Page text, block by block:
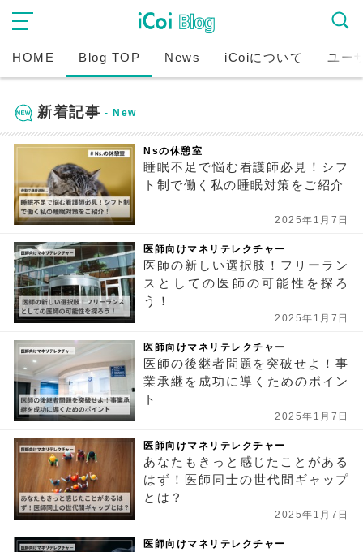
HOME Blog TOP News iCoiについて ユー
新着記事
Nsの休憩室
睡眠不足で悩む看護師必見！シフ
ト制で働く私の睡眠対策をご紹介
2025年1月7日
医師向けマネリテレクチャー
医師の新しい選択肢！フリーラン
スとしての医師の可能性を探ろ
う！
2025年1月7日
医師向けマネリテレクチャー
医師の後継者問題を突破せよ！事
業承継を成功に導くためのポイン
ト
2025年1月7日
医師向けマネリテレクチャー
あなたもきっと感じたことがある
はず！医師同士の世代間ギャップ
とは？
2025年1月7日
医師向けマネリテレクチャー